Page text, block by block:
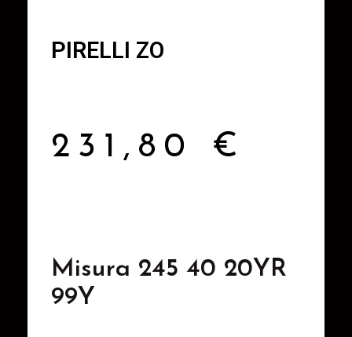
PIRELLI ZO
231,80 €
Misura 245 40 20YR
99Y